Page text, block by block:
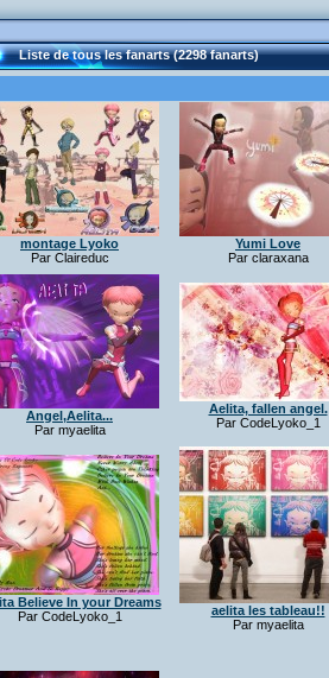
Liste de tous les fanarts (2298 fanarts)
montage Lyoko
Par Claireduc
Yumi Love
Par claraxana
Angel,Aelita...
Par myaelita
Aelita, fallen angel.
Par CodeLyoko_1
Believe In your Dreams
Par CodeLyoko_1
aelita les tableau!!
Par myaelita